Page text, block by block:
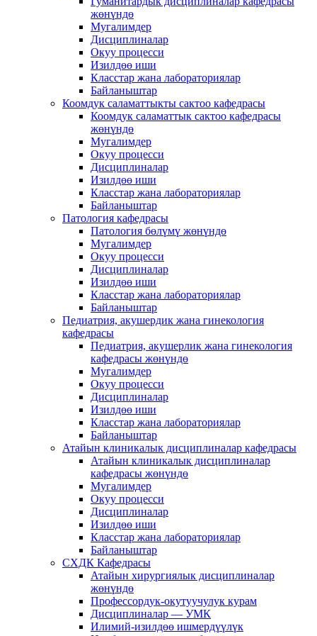
жөнүндө
Мугалимдер
Дисциплиналар
Окуу процесси
Изилдөө иши
Класстар жана лабораториялар
Байланыштар
Коомдук саламаттыкты сактоо кафедрасы
Коомдук саламаттык сактоо кафедрасы
жөнүндө
Мугалимдер
Окуу процесси
Дисциплиналар
Изилдөө иши
Класстар жана лабораториялар
Байланыштар
Патология кафедрасы
Патология бөлүмү жөнүндө
Мугалимдер
Окуу процесси
Дисциплиналар
Изилдөө иши
Класстар жана лабораториялар
Байланыштар
Педиатрия, акушердик жана гинекология
кафедрасы
Педиатрия, акушерлик жана гинекология
кафедрасы жөнүндө
Мугалимдер
Окуу процесси
Дисциплиналар
Изилдөө иши
Класстар жана лабораториялар
Байланыштар
Атайын клиникалык дисциплиналар кафедрасы
Атайын клиникалык дисциплиналар
кафедрасы жөнүндө
Мугалимдер
Окуу процесси
Дисциплиналар
Изилдөө иши
Класстар жана лабораториялар
Байланыштар
СХДК Кафедрасы
Атайын хирургиялык дисциплиналар
жөнүндө
Профессордук-окутуучулук курам
Дисциплиналар — УМК
Илимий-изилдөө ишмердүүлүк